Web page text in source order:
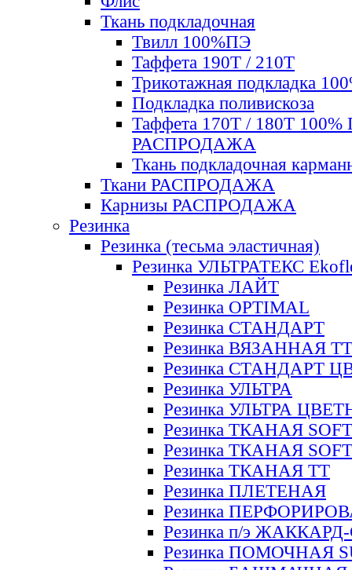
Ткань подкладочная
Твилл 100%ПЭ
Таффета 190Т / 210Т
Трикотажная подкладка
Подкладка поливискоза
Таффета 170Т / 180Т 100%
РАСПРОДАЖА
Ткань подкладочная
Ткани РАСПРОДАЖА
Карнизы РАСПРОДАЖА
Резинка
Резинка (тесьма эластичная)
Резинка УЛЬТРАТЕКС
Резинка ЛАЙТ
Резинка OPTIMAL
Резинка СТАНДАРТ
Резинка ВЯЗАННАЯ ТТ
Резинка СТАНДАРТ
Резинка УЛЬТРА
Резинка УЛЬТРА
Резинка ТКАНАЯ SOFT
Резинка ТКАНАЯ
Резинка ТКАНАЯ ТТ
Резинка ПЛЕТЕНАЯ
Резинка
Резинка п/э
Резинка ПОМОЧНАЯ